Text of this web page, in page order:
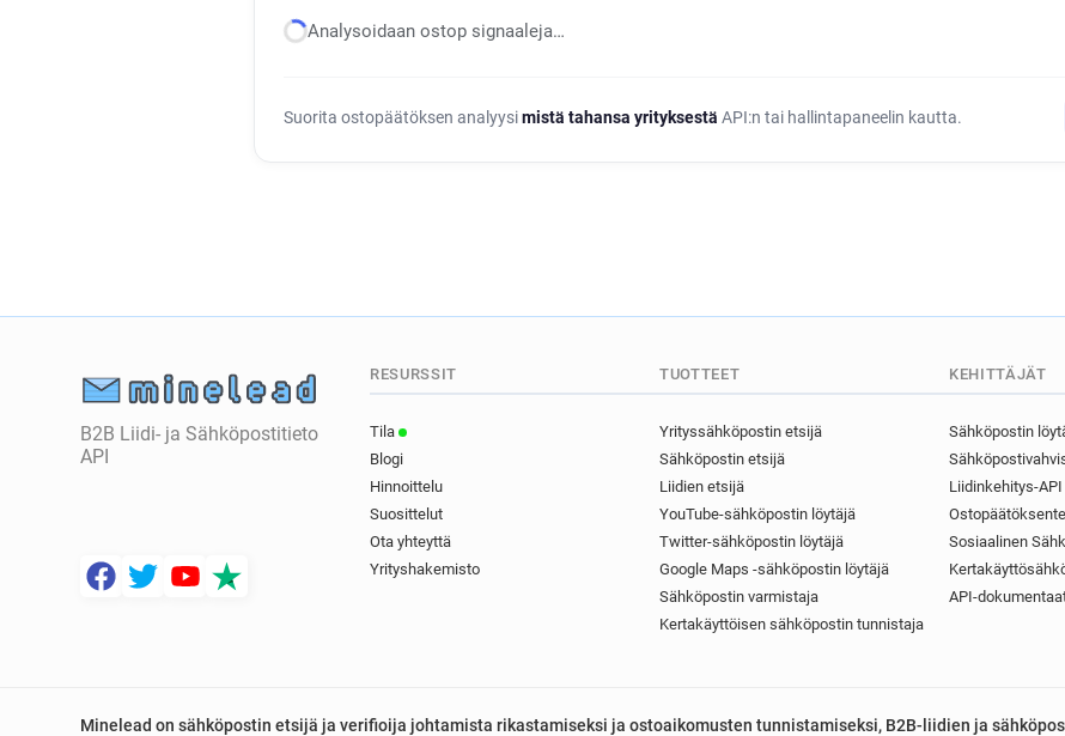
g*********@brighton-
m***********@brighton-
r*********@brighton-
r*********@brighton-
n******@brighton-
a********@brighton-
u********@brighton-
u*******@brighton-
m*********@brighton-
Analysoidaan ostop signaaleja…
Suorita ostopäätöksen analyysimistä tahansa yrityksestä API:n tai hallintapaneelin kautta.
B2B Liidi- ja Sähköpostitieto
API
RESURSSIT
Tila
Blogi
Hinnoittelu
Suosittelut
Ota yhteyttä
Yrityshakemisto
TUOTTEET
Yrityssähköpostin etsijä
Sähköpostin etsijä
Liidien etsijä
YouTube-sähköpostin löytäjä
Twitter-sähköpostin löytäjä
Google Maps -sähköpostin löytäjä
Sähköpostin varmistaja
Kertakäyttöisen sähköpostin tunnistaja
KEHITTÄJÄT
Sähköpostin
Liidinkehitys-API
Sosiaalinen
API-
Minelead on sähköpostin etsijä ja verifioija johtamista rikastamiseksi ja ostoaikomusten tunnistamiseksi, B2B-liidien ja